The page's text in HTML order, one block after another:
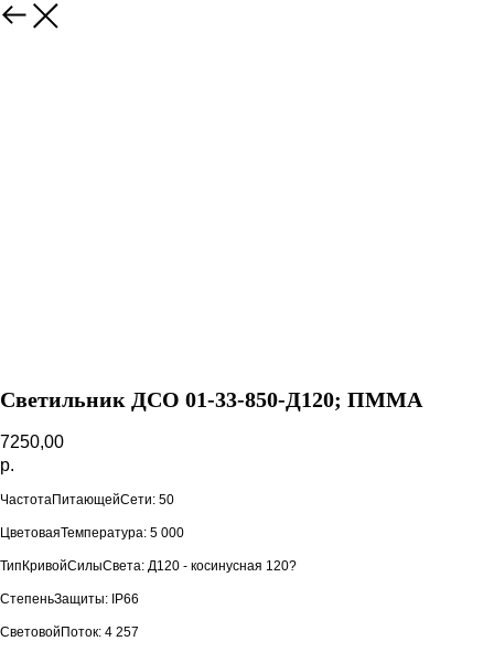
Назад
Светильник ДСО 01-33-850-Д120; ПММА
7250,00
р.
ЧастотаПитающейСети: 50
ЦветоваяТемпература: 5 000
ТипКривойСилыСвета: Д120 - косинусная 120?
СтепеньЗащиты: IP66
СветовойПоток: 4 257